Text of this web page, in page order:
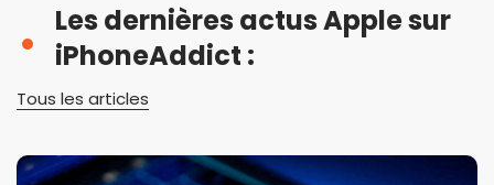
Les dernières actus Apple sur
iPhoneAddict :
Tous les articles